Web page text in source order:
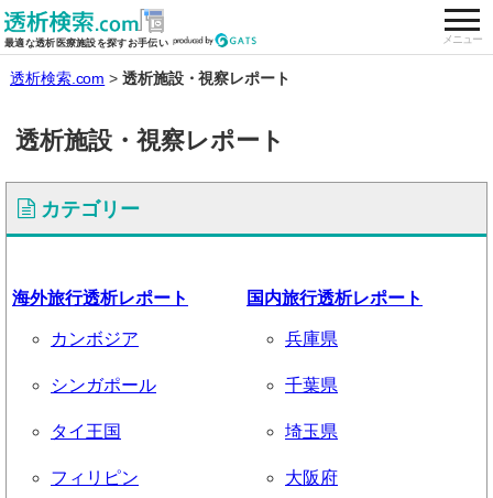
最適な透析医療施設を探すお手伝い メニュー
全国の透析施設を検索する
透析検索.com 透析施設・視察レポート
透析施設・視察レポート
カテゴリー
国内旅行透析レポート
兵庫県
千葉県
埼玉県
大阪府
海外旅行透析レポート
カンボジア
シンガポール
タイ王国
フィリピン